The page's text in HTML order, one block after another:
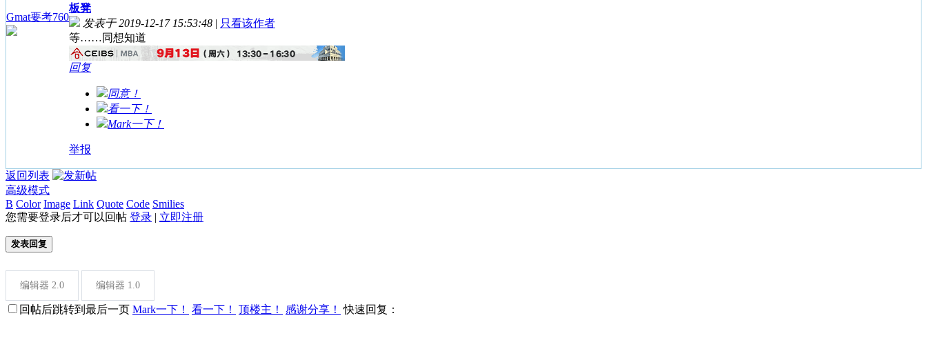
Gmat要考760
板凳
发表于 2019-12-17 15:53:48 | 只看该作者
等……同想知道
回复
同意！
看一下！
Mark一下！
举报
返回列表
高级模式
B Color Image Link Quote Code Smilies
您需要登录后才可以回帖 登录 | 立即注册
发表回复
编辑器 2.0 编辑器 1.0
回帖后跳转到最后一页 Mark一下！ 看一下！ 顶楼主！ 感谢分享！ 快速回复：